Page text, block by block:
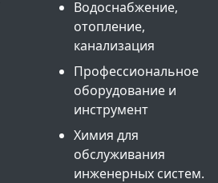
Водоснабжение,
отопление,
канализация
Профессиональное
оборудование и
инструмент
Химия для
обслуживания
инженерных систем.